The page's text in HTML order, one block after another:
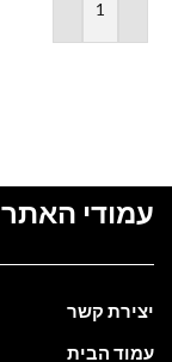
הוספה לסל
עמודי האתר
יצירת קשר
עמוד הבית